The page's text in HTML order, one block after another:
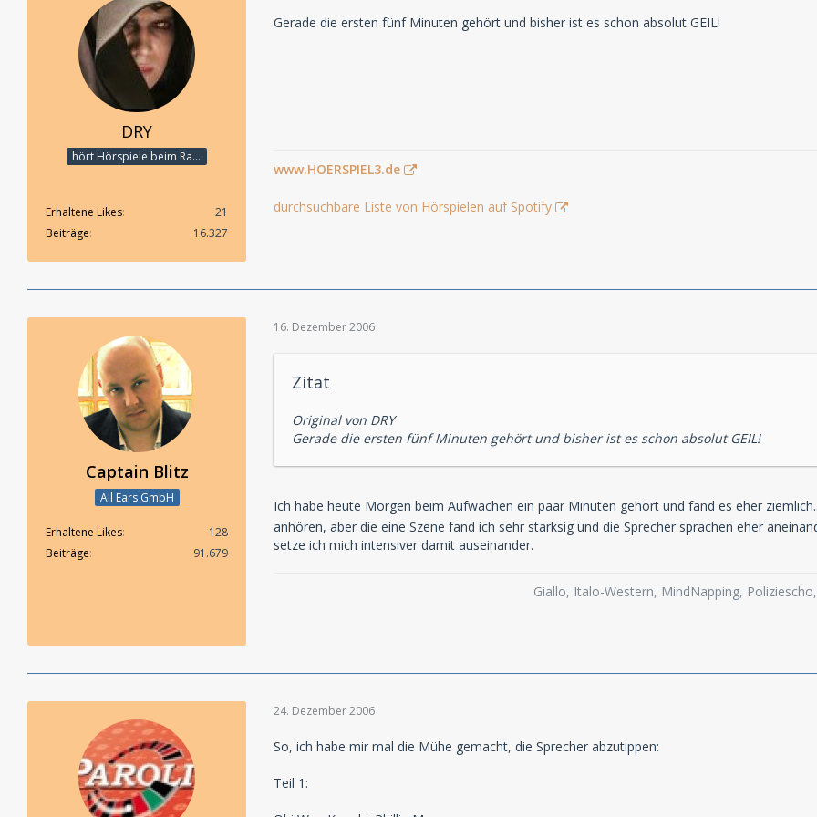
DRY
hört Hörspiele beim Rasenmähen
Erhaltene Likes
21
Beiträge
16.327
Gerade die ersten fünf Minuten gehört und bisher ist es schon absolut GEIL!
www.HOERSPIEL3.de
durchsuchbare Liste von Hörspielen auf Spotify
Captain Blitz
All Ears GmbH
Erhaltene Likes
128
Beiträge
91.679
16. Dezember 2006
Zitat
Original von DRY
Gerade die ersten fünf Minuten gehört und bisher ist es schon absolut GEIL!
Ich habe heute Morgen beim Aufwachen ein paar Minuten gehört und fand es eher
anhören, aber die eine Szene fand ich sehr starksig und die Sprecher sprachen eher
setze ich mich intensiver damit auseinander.
Giallo, Italo-Western, MindNapping,
24. Dezember 2006
So, ich habe mir mal die Mühe gemacht, die Sprecher abzutippen:
Teil 1: